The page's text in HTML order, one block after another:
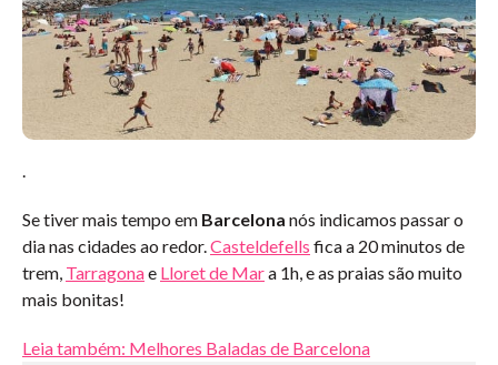
.
Se tiver mais tempo em Barcelona nós indicamos passar o
dia nas cidades ao redor.Casteldefells fica a 20 minutos de
trem, Tarragonae Lloret de Mara 1h, e as praias são muito
mais bonitas!
Leia também: Melhores Baladas de Barcelona